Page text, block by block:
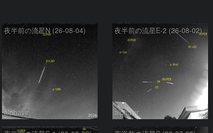
夜半前の流星N (26-08-04)
alphavir
夜半前の流星E-2 (26-08-02)
alphavir